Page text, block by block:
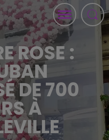
ROSE :
DE 700
À